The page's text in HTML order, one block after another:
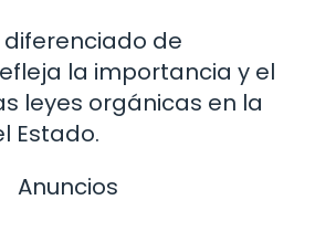
diferenciado de
la importancia y el
leyes orgánicas en la
Estado.
Anuncios